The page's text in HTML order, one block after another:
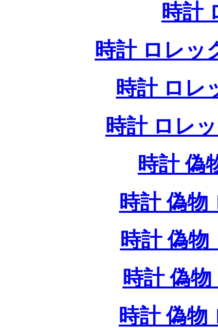
時計
時計 ロレッ
時計 ロレ
時計 ロレ
時計 偽
時計 偽物
時計 偽物
時計 偽
時計 偽物